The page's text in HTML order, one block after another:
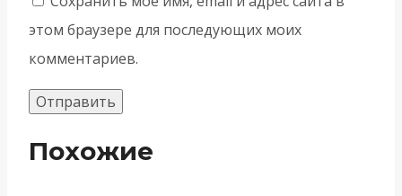
этом браузере для последующих моих
комментариев.
Похожие